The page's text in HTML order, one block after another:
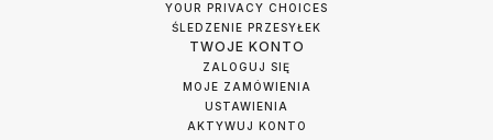
YOUR PRIVACY CHOICES
ŚLEDZENIE PRZESYŁEK
TWOJE KONTO
ZALOGUJ SIĘ
MOJE ZAMÓWIENIA
USTAWIENIA
AKTYWUJ KONTO